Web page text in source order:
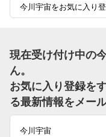
今川宇宙をお気に入り
現在受け付け中の
ん。
お気に入り登録を
る最新情報をメー
今川宇宙